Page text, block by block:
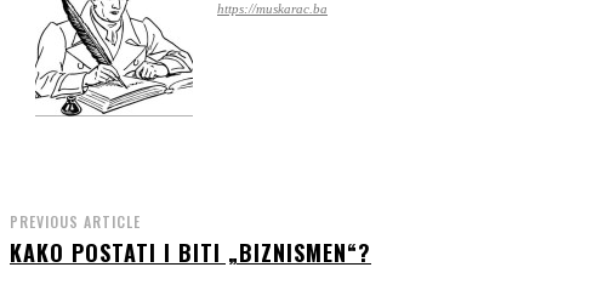
https://muskarac.ba
PREVIOUS ARTICLE
KAKO POSTATI I BITI „BIZNISMEN“?